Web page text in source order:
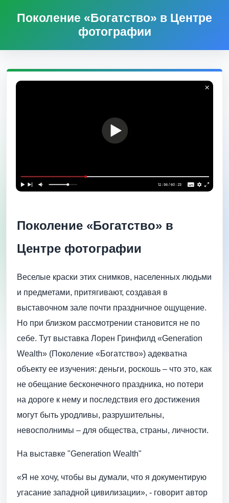
Поколение «Богатство» в Центре
фотографии
Поколение «Богатство» в
Центре фотографии
Веселые краски этих снимков, населенных людьми
и предметами, притягивают, создавая в
выставочном зале почти праздничное ощущение.
Но при близком рассмотрении становится не по
себе. Тут выставка Лорен Гринфилд «Generation
Wealth» (Поколение «Богатство») адекватна
объекту ее изучения: деньги, роскошь – что это, как
не обещание бесконечного праздника, но потери
на дороге к нему и последствия его достижения
могут быть уродливы, разрушительны,
невосполнимы – для общества, страны, личности.
На выставке "Generation Wealth"
«Я не хочу, чтобы вы думали, что я документирую
угасание западной цивилизации», - говорит автор